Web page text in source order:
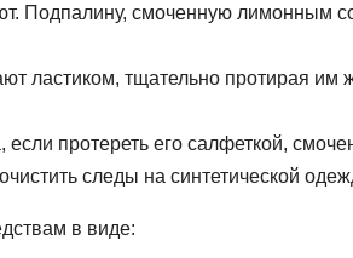
Подпалину, смоченную лимонным
ластиком, тщательно протирая им
протереть его салфеткой,
следы на синтетической
в виде: